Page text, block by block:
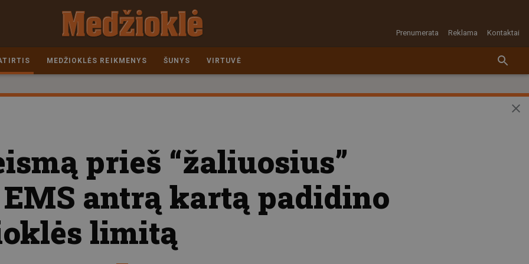
Prenumerata Reklama Kontaktai
MEDŽIOKLĖS REIKMENYS ŠUNYS VIRTUVĖ
prieš “žaliuosius”
antrą kartą padidino
limitą